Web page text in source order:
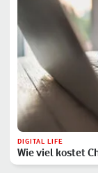
DIGITAL LIFE
Wie viel kostet